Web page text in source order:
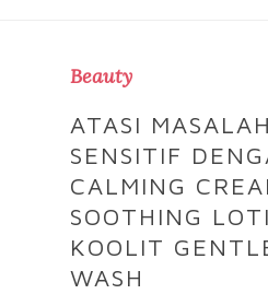
Beauty
ATASI
SENSITIF
CALMING
SOOTHING
KOOLIT
WASH